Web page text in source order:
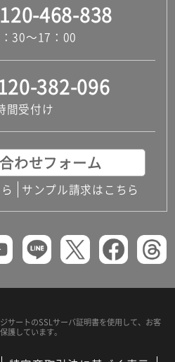
468-838
30～17：00
382-096
間受付け
わせフォーム
サンプル請求はこちら
サートのSSLサーバ証明書を使用して、 お客
護しています。